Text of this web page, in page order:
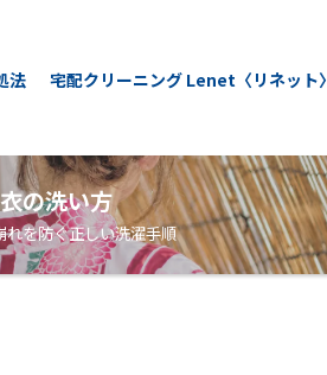
法 宅配クリーニング Lenet〈リネット〉
の洗い方
れを防ぐ正しい洗濯手順